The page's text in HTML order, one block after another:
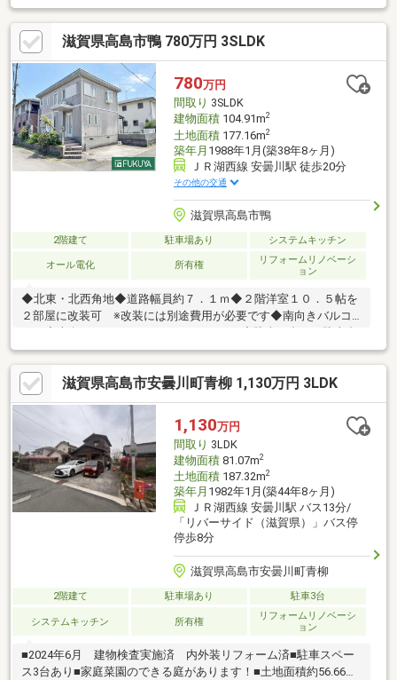
日不詳増築リヴの仲介では、お客様に安心してお家探し、お家づ
くりをしていただけるよう、どのようなご相談にも柔軟に対応さ
せていただくよう努めております。「物件は見たいけどわざわざ
不動産屋に足を運ぶのは煩わしい…」「リヴの事務所の場所がわ
からない…」「そもそも土地勘があまりない…」そうお考えの方で
も大丈夫です！ご自宅はもちろん、物件のお近くやご指定頂いた
場所でのお待ち合わせも承っております。
滋賀県高島市鴨 780万円 3SLDK
780万円
間取り 3SLDK
建物面積104.91m2
土地面積177.16m2
築年月 1988年1月(築38年8ヶ月)
ＪＲ湖西線 安曇川駅 徒歩20分
その他の交通
滋賀県高島市鴨
2階建て 駐車場あり システムキッチン
オール電化 所有権
リフォームリノベーシ
ョン
◆北東・北西角地◆道路幅員約７．１ｍ◆２階洋室１０．５帖を
２部屋に改装可 ※改装には別途費用が必要です◆南向きバルコ
数は車種によります）◆全室照明器具・エアコン２基付◆平成２
５年６月改装済 ●天井・壁クロス張替（和室以外全室） ●襖張
替・畳表替（和室）◎商品タイプ：シェモア
滋賀県高島市安曇川町青柳 1,130万円 3LDK
1,130万円
間取り 3LDK
建物面積81.07m2
土地面積187.32m2
築年月 1982年1月(築44年8ヶ月)
ＪＲ湖西線 安曇川駅 バス13分/
「リバーサイド（滋賀県）」バス停
停歩8分
滋賀県高島市安曇川町青柳
2階建て 駐車場あり 駐車3台
システムキッチン 所有権
リフォームリノベーシ
ョン
■2024年6月 建物検査実施済 内外装リフォーム済■駐車スペー
ス3台あり■家庭菜園のできる庭があります！■土地面積約56.66